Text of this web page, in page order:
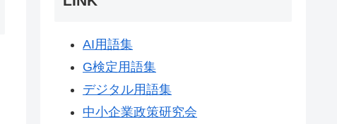
AI用語集
G検定用語集
デジタル用語集
中小企業政策研究会